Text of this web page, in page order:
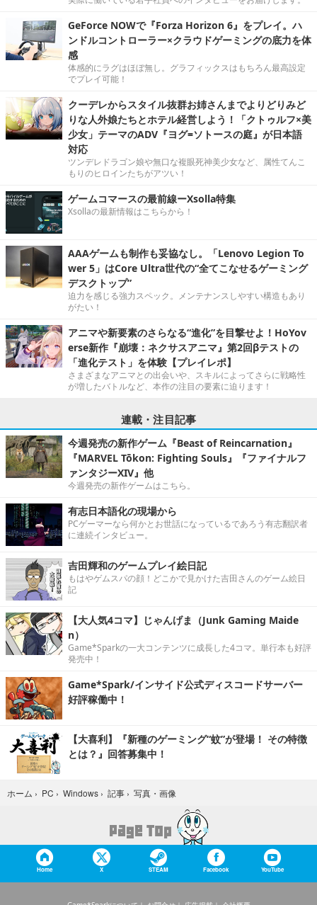
GeForce NOWで『Forza Horizon 6』をプレイ。ハ
ンドルコントローラー×クラウドゲーミングの底力を体
感
体感的にラグはほぼ無し。グラフィックスはもちろん最高設定
でプレイ可能！
クーデレからスタイル抜群お姉さんまでよりどりみど
りな人外娘たちとホテル経営しよう！「クトゥルフ×美
少女」テーマのADV『ヨグ=ソトースの庭』が日本語
対応
ツンデレドラゴン娘や無口な複眼死神美少女など、属性てんこ
もりのヒロインたちがアツい！
ゲームコマースの最前線ーXsolla特集
Xsollaの最新情報はこちらから！
AAAゲームも制作も妥協なし。「Lenovo Legion To
wer 5」はCore Ultra世代の“全てこなせるゲーミング
デスクトップ”
迫力を感じる強力スペック。メンテナンスしやすい構造もあり
がたい！
アニマや新要素のさらなる“進化”を目撃せよ！HoYov
erse新作『崩壊：ネクサスアニマ』第2回βテストの
「進化テスト」を体験【プレイレポ】
さまざまなアニマとの出会いや、スキルによってさらに戦略性
が増したバトルなど、本作の注目の要素に迫ります！
連載・注目記事
今週発売の新作ゲーム『Beast of Reincarnation』
『MARVEL Tōkon: Fighting Souls』『ファイナルフ
ァンタジーXIV』他
今週発売の新作ゲームはこちら。
有志日本語化の現場から
PCゲーマーなら何かとお世話になっているであろう有志翻訳者
に連続インタビュー。
吉田輝和のゲームプレイ絵日記
もはやゲムスパの顔！どこかで見かけた吉田さんのゲーム絵日
記
【大人気4コマ】じゃんげま（Junk Gaming Maide
n）
Game*Sparkの一大コンテンツに成長した4コマ。単行本も好評
発売中！
Game*Spark/インサイド公式ディスコードサーバー
好評稼働中！
【大喜利】『新種のゲーミング“蚊”が登場！ その特徴
とは？』回答募集中！
ホーム › PC › Windows › 記事 › 写真・画像
Home X STEAM Facebook YouTube